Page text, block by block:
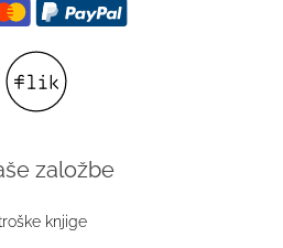
založbe
knjige